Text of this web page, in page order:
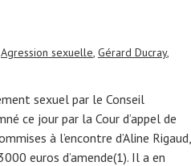
sexuel par le Conseil
ce jour par la Cour d’appel de
à l’encontre d’Aline Rigaud,
euros d’amende(1). Il a en
Agression sexuelle, Gérard Ducray,